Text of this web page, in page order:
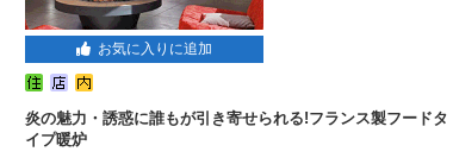
お気に入りに追加
炎の魅力・誘惑に誰もが引き寄せられる!フランス製フードタ
イプ暖炉